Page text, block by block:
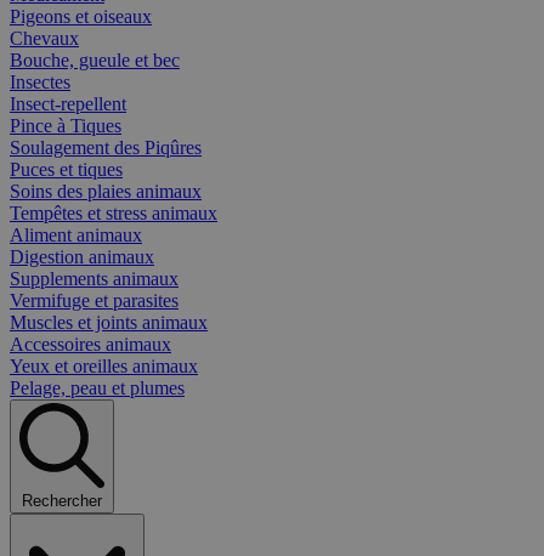
Pigeons et oiseaux
Chevaux
Bouche, gueule et bec
Insectes
Insect-repellent
Pince à Tiques
Soulagement des Piqûres
Puces et tiques
Soins des plaies animaux
Tempêtes et stress animaux
Aliment animaux
Digestion animaux
Supplements animaux
Vermifuge et parasites
Muscles et joints animaux
Accessoires animaux
Yeux et oreilles animaux
Pelage, peau et plumes
Rechercher